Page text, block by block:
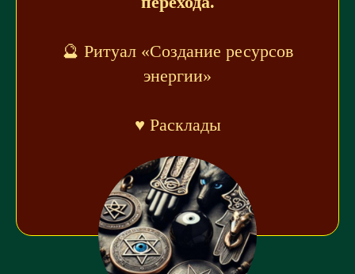
🔮 Ритуал «Создание ресурсов
энергии»
♥️ Расклады